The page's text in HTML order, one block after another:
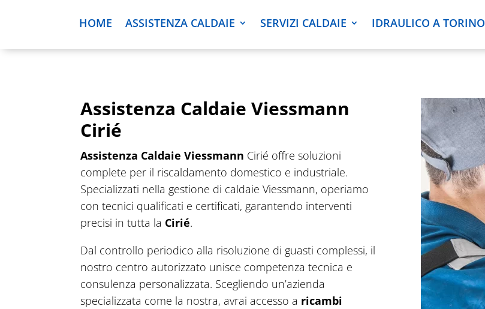
HOME ASSISTENZA CALDAIE SERVIZI CALDAIE IDRAULICO A TORINO
Assistenza Caldaie Viessmann
Cirié
Assistenza Caldaie Viessmann Cirié offre soluzioni
complete per il riscaldamento domestico e industriale.
Specializzati nella gestione di caldaie Viessmann, operiamo
con tecnici qualificati e certificati, garantendo interventi
precisi in tutta la Cirié.
Dal controllo periodico alla risoluzione di guasti complessi, il
nostro centro autorizzato unisce competenza tecnica e
consulenza personalizzata. Scegliendo un’azienda
specializzata come la nostra, avrai accesso a ricambi